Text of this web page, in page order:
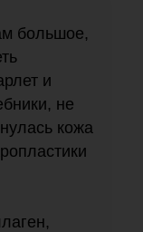
большое,
и
не
кожа